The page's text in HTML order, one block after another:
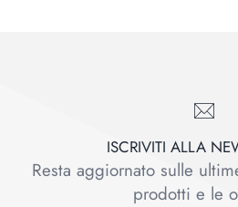
ISCRIVITI ALLA
Resta aggiornato sulle
prodotti e le